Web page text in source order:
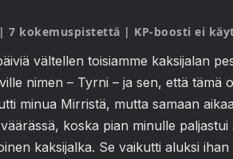
7 kokemuspistettä | KP-boosti ei
vältellen toisiamme kaksijalan
nimen – Tyrni – ja sen, että
minua Mirristä, mutta samaan
koska pian minulle
kaksijalka. Se vaikutti aluksi